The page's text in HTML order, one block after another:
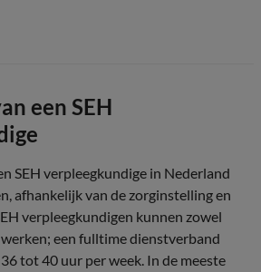
een SEH
SEH verpleegkundige in Nederland
afhankelijk van de zorginstelling en
verpleegkundigen kunnen zowel
een fulltime dienstverband
tot 40 uur per week. In de meeste